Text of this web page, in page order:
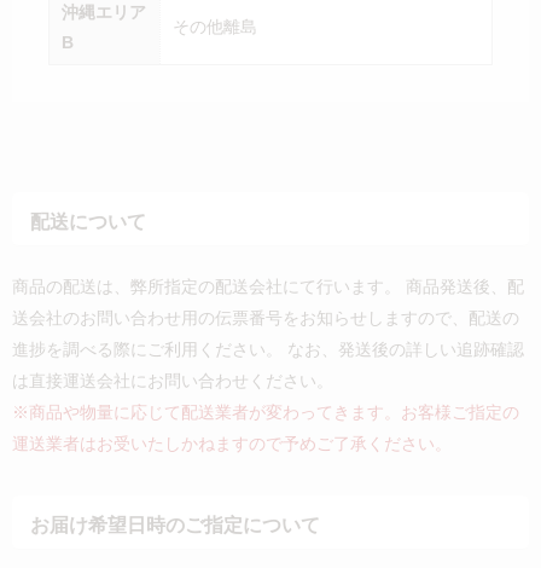
沖縄エリア
B
その他離島
配送について
商品の配送は、弊所指定の配送会社にて行います。 商品発送後、配
送会社のお問い合わせ用の伝票番号をお知らせしますので、配送の
進捗を調べる際にご利用ください。 なお、発送後の詳しい追跡確認
は直接運送会社にお問い合わせください。
※商品や物量に応じて配送業者が変わってきます。お客様ご指定の
運送業者はお受いたしかねますので予めご了承ください。
お届け希望日時のご指定について